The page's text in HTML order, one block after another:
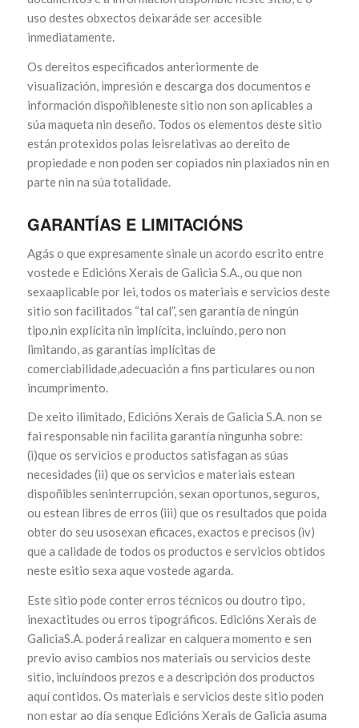
uso destes obxectos deixaráde ser accesible
inmediatamente.
Os dereitos especificados anteriormente de
visualización, impresión e descarga dos documentos e
información dispoñibleneste sitio non son aplicables a
súa maqueta nin deseño. Todos os elementos deste sitio
están protexidos polas leisrelativas ao dereito de
propiedade e non poden ser copiados nin plaxiados nin en
parte nin na súa totalidade.
GARANTÍAS E LIMITACIÓNS
Agás o que expresamente sinale un acordo escrito entre
vostede e Edicións Xerais de Galicia S.A., ou que non
sexaaplicable por lei, todos os materiais e servicios deste
sitio son facilitados “tal cal”, sen garantía de ningún
tipo,nin explícita nin implícita, incluíndo, pero non
limitando, as garantías implícitas de
comerciabilidade,adecuación a fins particulares ou non
incumprimento.
De xeito ilimitado, Edicións Xerais de Galicia S.A. non se
fai responsable nin facilita garantía ningunha sobre:
(i)que os servicios e productos satisfagan as súas
necesidades (ii) que os servicios e materiais estean
dispoñibles seninterrupción, sexan oportunos, seguros,
ou estean libres de erros (iii) que os resultados que poida
obter do seu usosexan eficaces, exactos e precisos (iv)
que a calidade de todos os productos e servicios obtidos
neste esitio sexa aque vostede agarda.
Este sitio pode conter erros técnicos ou doutro tipo,
inexactitudes ou erros tipográficos. Edicións Xerais de
GaliciaS.A. poderá realizar en calquera momento e sen
previo aviso cambios nos materiais ou servicios deste
sitio, incluíndoos prezos e a descripción dos productos
aquí contidos. Os materiais e servicios deste sitio poden
non estar ao día senque Edicións Xerais de Galicia asuma